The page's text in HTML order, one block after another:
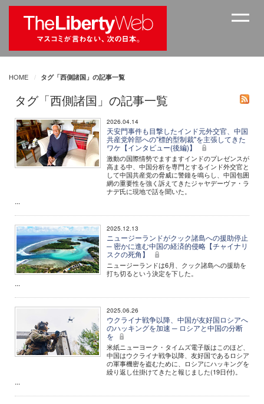
HOME タグ「西側諸国」の記事一覧
タグ「西側諸国」の記事一覧
2026.04.14
天安門事件も目撃したインド元外交官、中国
共産党幹部への"標的型制裁"を主張してきた
ワケ【インタビュー(後編)】
激動の国際情勢でますますインドのプレゼンスが
高まる中、中国分析を専門とするインド外交官と
して中国共産党の脅威に警鐘を鳴らし、中国包囲
網の重要性を強く訴えてきたジャヤデーヴァ・ラ
ナデ氏に現地で話を聞いた。
...
2025.12.13
ニュージーランドがクック諸島への援助停止
─ 密かに進む中国の経済的侵略【チャイナリ
スクの死角】
ニュージーランドは6月、クック諸島への援助を
打ち切るという決定を下した。
...
2025.06.26
ウクライナ戦争以降、中国が友好国ロシアへ
のハッキングを加速 ─ ロシアと中国の分断
を
米紙ニューヨーク・タイムズ電子版はこのほど、
中国はウクライナ戦争以降、友好国であるロシア
の軍事機密を盗むために、ロシアにハッキングを
繰り返し仕掛けてきたと報じました(19日付)。
...